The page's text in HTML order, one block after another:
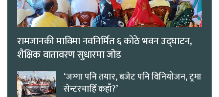
रामजानकी माविमा नवनिर्मित ६ कोठे भवन उद्घाटन,
शैक्षिक वातावरण सुधारमा जोड
‘जग्गा पनि तयार, बजेट पनि विनियोजन, ट्रमा
सेन्टरचाहिँ कहाँ?’